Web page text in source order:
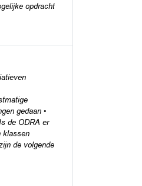
opdracht
gedaan •
de ODRA er
klassen
de volgende